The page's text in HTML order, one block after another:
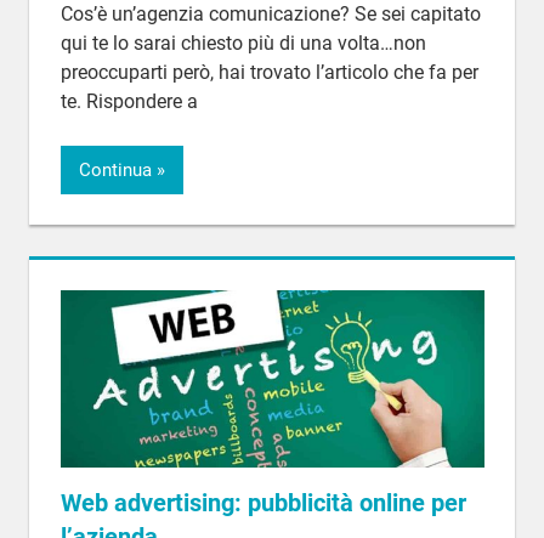
Cos’è un’agenzia comunicazione? Se sei capitato
qui te lo sarai chiesto più di una volta…non
preoccuparti però, hai trovato l’articolo che fa per
te. Rispondere a
Continua
Web advertising: pubblicità online per